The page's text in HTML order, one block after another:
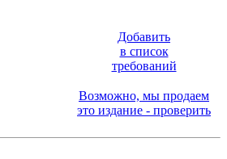
Добавить
в список
требований
Возможно, мы продаем
это издание - проверить